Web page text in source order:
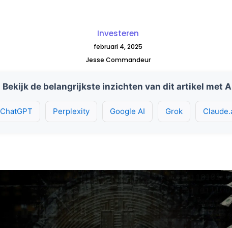
Investeren
februari 4, 2025
Jesse Commandeur
Bekijk de belangrijkste inzichten van dit artikel met
ChatGPT Perplexity Google AI Grok